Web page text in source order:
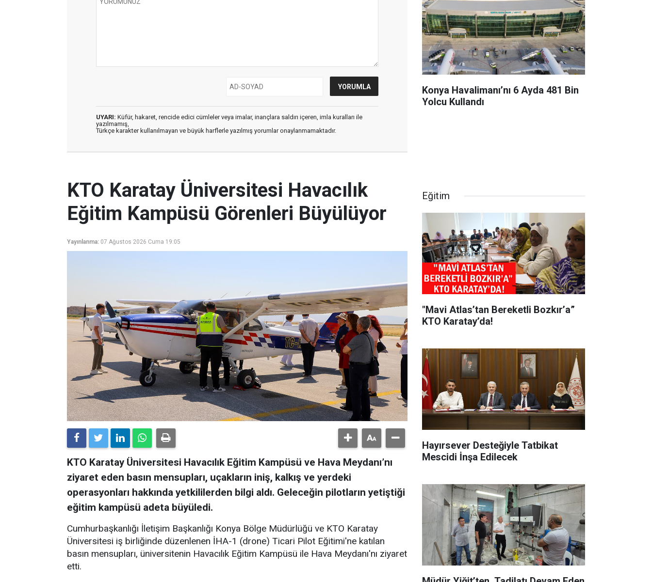
UYARI: Küfür, hakaret, rencide edici cümleler veya imalar, inançlara saldırı içeren, imla kuralları ile
yazılmamış,
Türkçe karakter kullanılmayan ve büyük harflerle yazılmış yorumlar onaylanmamaktadır.
Konya Havalimanı’nı 6 Ayda 481 Bin
Yolcu Kullandı
KTO Karatay Üniversitesi Havacılık
Eğitim Kampüsü Görenleri Büyülüyor
Yayınlanma: 07 Ağustos 2026 Cuma 19:05
KTO Karatay Üniversitesi Havacılık Eğitim Kampüsü ve Hava Meydanı’nı
ziyaret eden basın mensupları, uçakların iniş, kalkış ve yerdeki
operasyonları hakkında yetkililerden bilgi aldı. Geleceğin pilotların yetiştiği
eğitim kampüsü adeta büyüledi.
Cumhurbaşkanlığı İletişim Başkanlığı Konya Bölge Müdürlüğü ve KTO Karatay
Üniversitesi iş birliğinde düzenlenen İHA-1 (drone) Ticari Pilot Eğitimi'ne katılan
basın mensupları, üniversitenin Havacılık Eğitim Kampüsü ile Hava Meydanı'nı ziyaret
etti.
Eğitim
"Mavi Atlas’tan Bereketli Bozkır’a”
KTO Karatay’da!
Hayırsever Desteğiyle Tatbikat
Mescidi İnşa Edilecek